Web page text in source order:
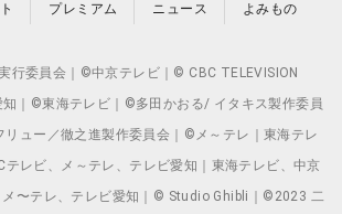
プレミアム ニュース よみもの
行委員会｜©中京テレビ｜© CBC TELEVISION
知｜©東海テレビ｜©多田かおる/ イタキス製作委員
ュー／徹之進製作委員会｜©メ～テレ｜東海テレ
テレビ、メ～テレ、テレビ愛知｜東海テレビ、中京
メ〜テレ、テレビ愛知｜© Studio Ghibli｜©2023 二